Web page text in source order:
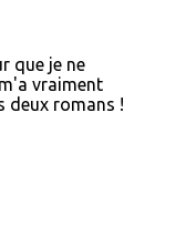
que je ne
vraiment
deux romans !